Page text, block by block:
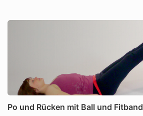
Po und Rücken mit Ball und Fitband